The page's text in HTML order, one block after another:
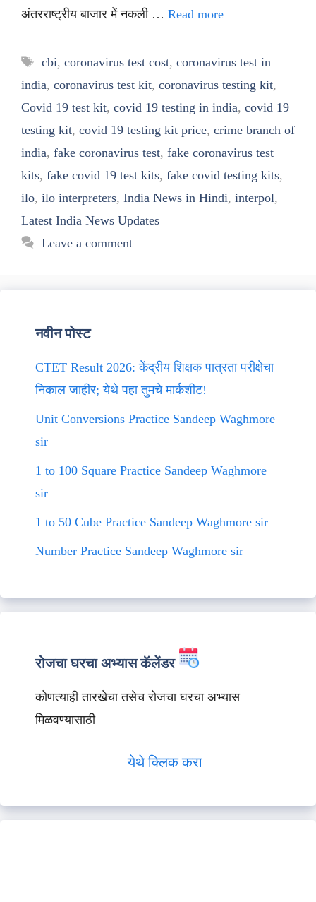
अंतरराष्ट्रीय बाजार में नकली … Read more
Tags
cbi, coronavirus test cost, coronavirus test in
india, coronavirus test kit, coronavirus testing kit,
Covid 19 test kit, covid 19 testing in india, covid 19
testing kit, covid 19 testing kit price, crime branch of
india, fake coronavirus test, fake coronavirus test
kits, fake covid 19 test kits, fake covid testing kits,
ilo, ilo interpreters, India News in Hindi, interpol,
Latest India News Updates
Leave a comment
नवीन पोस्ट
CTET Result 2026: केंद्रीय शिक्षक पात्रता परीक्षेचा
निकाल जाहीर; येथे पहा तुमचे मार्कशीट!
Unit Conversions Practice Sandeep Waghmore
sir
1 to 100 Square Practice Sandeep Waghmore
sir
1 to 50 Cube Practice Sandeep Waghmore sir
Number Practice Sandeep Waghmore sir
रोजचा घरचा अभ्यास कॅलेंडर
कोणत्याही तारखेचा तसेच रोजचा घरचा अभ्यास
मिळवण्यासाठी
येथे क्लिक करा